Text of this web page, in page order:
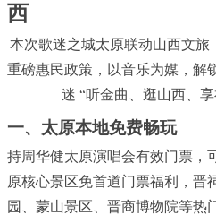
西
本次歌迷之城太原联动山西文旅
重磅惠民政策，以音乐为媒，解
迷 “听金曲、逛山西、享
一、太原本地免费畅玩
持周华健太原演唱会有效门票，
原核心景区免首道门票福利，晋
园、蒙山景区、晋商博物院等热